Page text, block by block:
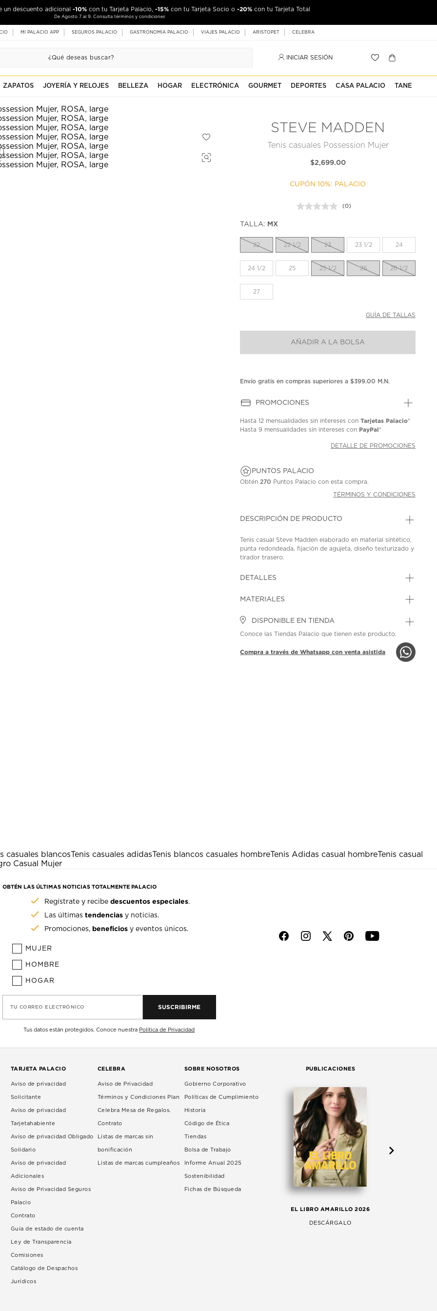
un descuento adicional -10% con tu Tarjeta Palacio, -15% con tu Tarjeta Socio o -20% con tu Tarjeta Total
De Agosto 7 al 9. Consulta términos y condiciones
MI PALACIO APP SEGUROS PALACIO GASTRONOMÍA PALACIO VIAJES PALACIO ARISTOPET CELEBRA
INICIAR SESIÓN
ZAPATOS JOYERÍA Y RELOJES BELLEZA HOGAR ELECTRÓNICA GOURMET DEPORTES CASA PALACIO TANE
STEVE MADDEN
Tenis casuales Possession Mujer
$2,699.00
CUPÓN 10%: PALACIO
Sin
misma
(0)
TALLA: MX
22 22 1/2 23 23 1/2 24
24 1/2 25 25 1/2 26 26 1/2
27
GUÍA DE TALLAS
AÑADIR A LA BOLSA
Envío gratis en compras superiores a $399.00 M.N.
PROMOCIONES
Hasta12 mensualidades sin intereses conTarjetas Palacio*
Hasta9 mensualidades sin intereses con PayPal*
DETALLE DE PROMOCIONES
PUNTOS PALACIO
Obtén 270 Puntos Palacio con esta compra.
TÉRMINOS Y CONDICIONES
DESCRIPCIÓN DE PRODUCTO
Tenis casual Steve Madden elaborado en material sintético,
punta redondeada, fijación de agujeta, diseño texturizado y
tirador trasero.
DETALLES
MATERIALES
DISPONIBLE EN TIENDA
Conoce las Tiendas Palacio que tienen este producto.
Compra a través de Whatsapp con venta asistida
casuales blancosTenis casuales adidasTenis blancos casuales hombreTenis Adidas casual hombreTenis casual
Casual Mujer
OBTÉN LAS ÚLTIMAS NOTICIAS TOTALMENTE PALACIO
Regístrate y recibedescuentos especiales.
Las últimastendencias y noticias.
Promociones, beneficios y eventos únicos.
MUJER
HOMBRE
HOGAR
TU CORREO ELECTRÓNICO SUSCRIBIRME
Tus datos están protegidos. Conoce nuestra Política de Privacidad
f i p y
TARJETA PALACIO
Aviso de privacidad
Solicitante
Aviso de privacidad
Tarjetahabiente
Aviso de privacidad Obligado
Solidario
Aviso de privacidad
Adicionales
Aviso de Privacidad Seguros
Palacio
Contrato
Guía de estado de cuenta
Ley de Transparencia
Comisiones
Catálogo de Despachos
Jurídicos
CELEBRA
Aviso de Privacidad
Términos y Condiciones Plan
Celebra Mesa de Regalos.
Contrato
Listas de marcas sin
bonificación
Listas de marcas cumpleaños
SOBRE NOSOTROS
Gobierno Corporativo
Políticas de Cumplimiento
Historia
Código de Ética
Tiendas
Bolsa de Trabajo
Informe Anual 2025
Sostenibilidad
Fichas de Búsqueda
PUBLICACIONES
EL LIBRO AMARILLO 2026
DESCÁRGALO